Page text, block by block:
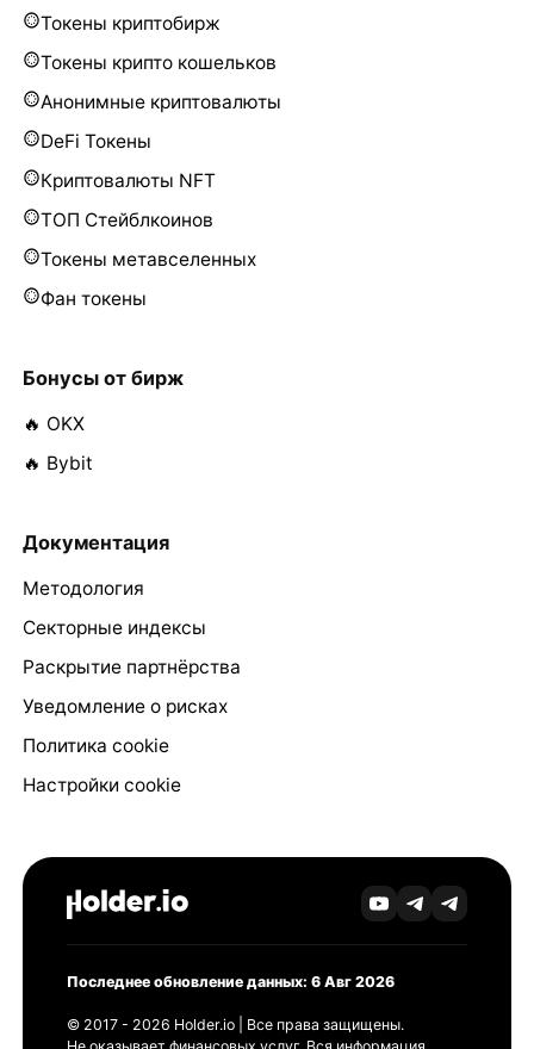
Токены криптобирж
Токены крипто кошельков
Анонимные криптовалюты
DeFi Токены
Криптовалюты NFT
ТОП Стейблкоинов
Токены метавселенных
Фан токены
Бонусы от бирж
🔥 OKX
🔥 Bybit
Документация
Методология
Секторные индексы
Раскрытие партнёрства
Уведомление о рисках
Политика cookie
Настройки cookie
Последнее обновление данных: 6 Авг 2026
© 2017 - 2026 Holder.io | Все права защищены.